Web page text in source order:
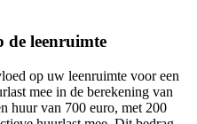
de leenruimte
op uw leenruimte voor een
mee in de berekening van
huur van 700 euro, met 200